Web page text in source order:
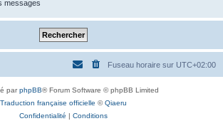
messages
Fuseau horaire sur UTC+02:00
parphpBB® Forum Software © phpBB Limited
Traduction française officielle ©Qiaeru
Confidentialité
Conditions